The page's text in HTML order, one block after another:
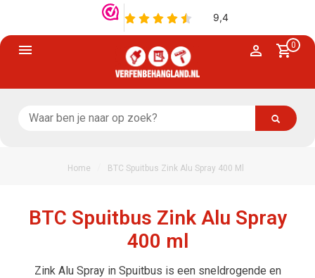
0
Home BTC Spuitbus Zink Alu Spray 400 Ml
BTC Spuitbus Zink Alu Spray
400 ml
Zink Alu Spray in Spuitbus is een sneldrogende en